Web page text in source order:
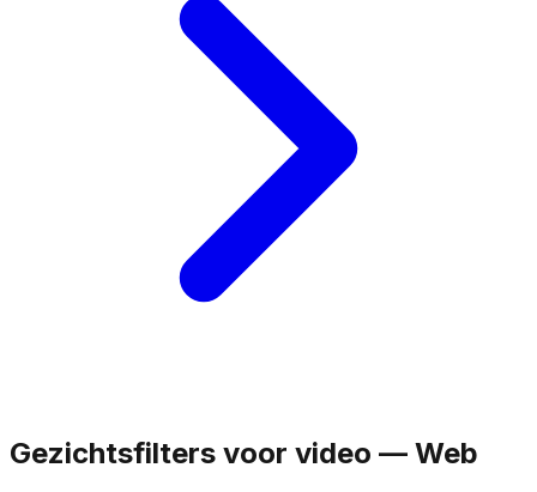
Gezichtsfilters voor video — Web